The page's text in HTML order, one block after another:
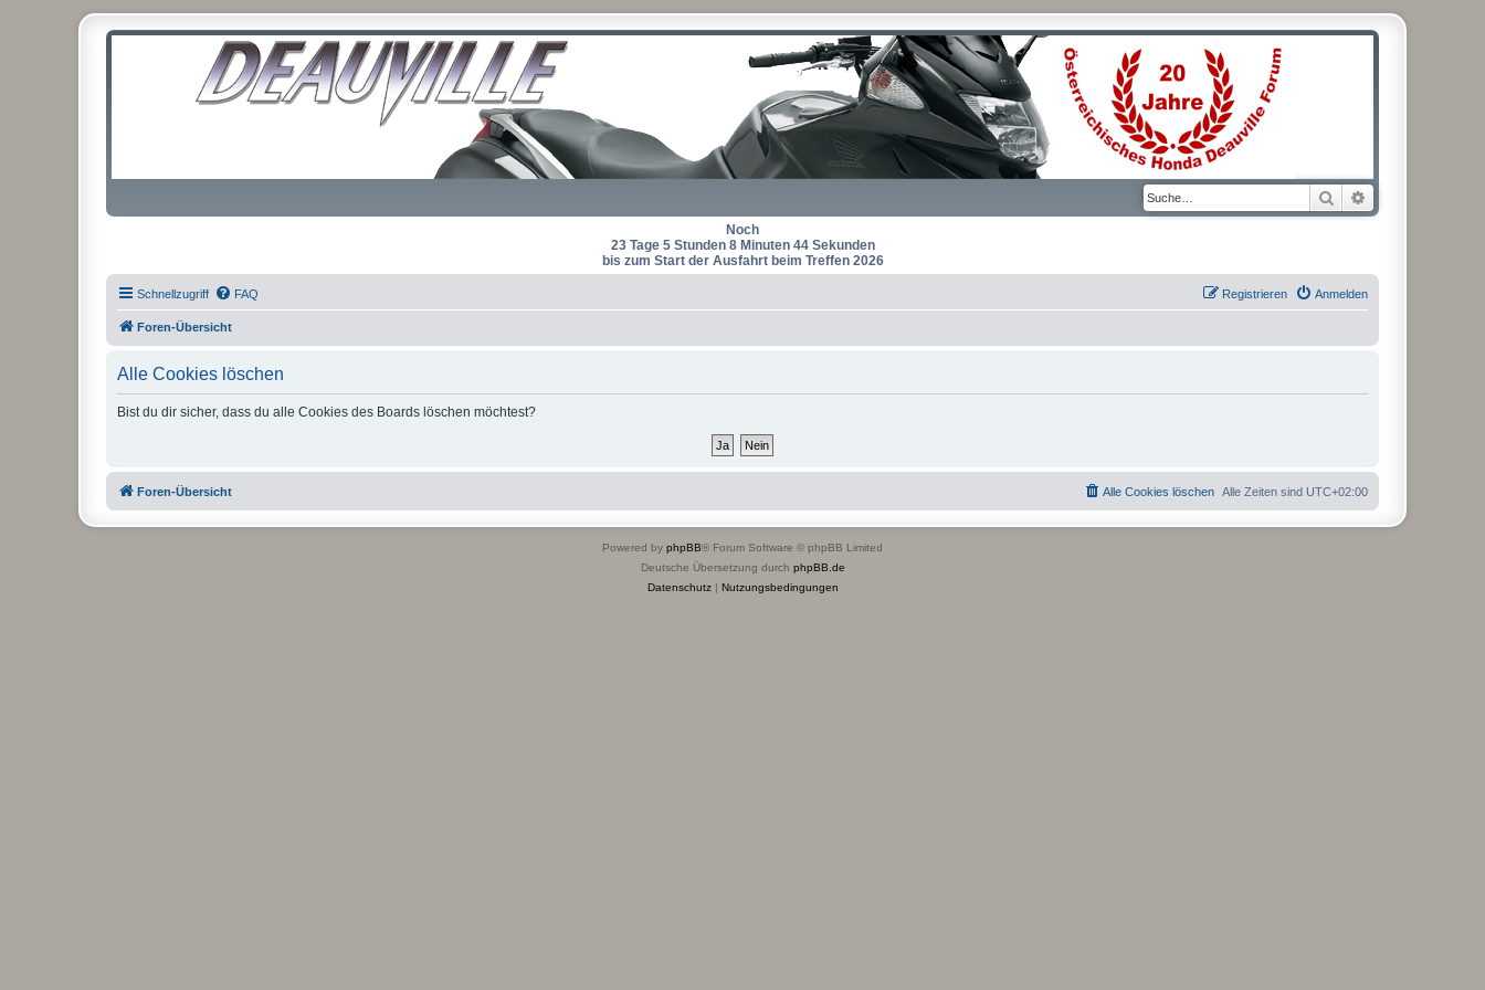
Suche
Noch
23 Tage 5 Stunden 8 Minuten 44 Sekunden
bis zum Start der Ausfahrt beim Treffen 2026
Schnellzugriff FAQ Anmelden
Registrieren
Foren-Übersicht
Alle Cookies löschen
Bist du dir sicher, dass du alle Cookies des Boards löschen möchtest?
Foren-Übersicht Alle Zeiten sind UTC+02:00
Alle Cookies löschen
Powered by phpBB® Forum Software © phpBB Limited
Deutsche Übersetzung durch phpBB.de
Datenschutz| Nutzungsbedingungen